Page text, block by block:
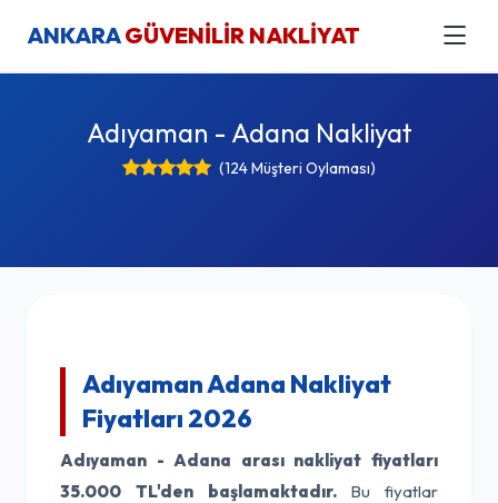
ANKARAGÜVENİLİR NAKLİYAT
Adıyaman - Adana Nakliyat
(124 Müşteri Oylaması)
Adıyaman Adana Nakliyat
Fiyatları 2026
Adıyaman - Adana arası nakliyat fiyatları
35.000 TL'den başlamaktadır.Bu fiyatlar